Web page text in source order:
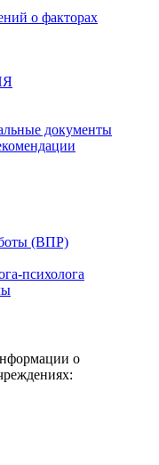
о факторах
документы
(ВПР)
психолога
о